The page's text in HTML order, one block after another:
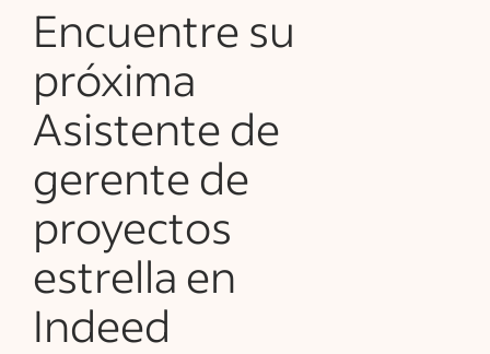
Encuentre su
próxima
Asistente de
gerente de
proyectos
estrella en
Indeed